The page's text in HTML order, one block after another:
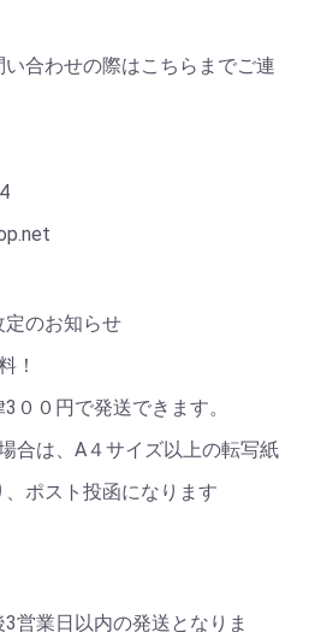
合わせの際はこちらまでご連
定のお知らせ
！
００円で発送できます。
合は、A４サイズ以上の転写紙
ポスト投函になります
営業日以内の発送となりま